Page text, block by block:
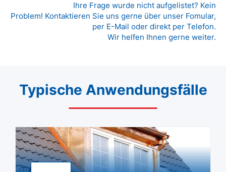
Ihre Frage wurde nicht aufgelistet? Kein
Problem! Kontaktieren Sie uns gerne über unser Fomular,
per E-Mail oder direkt per Telefon.
Wir helfen Ihnen gerne weiter.
Typische Anwendungsfälle